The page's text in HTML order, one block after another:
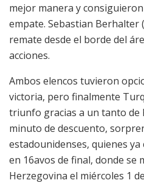
mejor manera y
empate. Sebastian Berhalter
remate desde el borde del
acciones.
Ambos elencos tuvieron
victoria, pero finalmente
triunfo gracias a un tanto de
minuto de descuento,
estadounidenses, quienes
en 16avos de final, donde se
Herzegovina el miércoles 1